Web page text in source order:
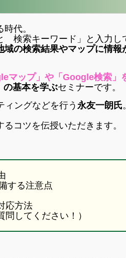
代。
索キーワード」と入力し
域の検索結果やマップに情
マップ」や「Google検索」
基本を学ぶセミナーです。
ィングなどを行う 永友一朗氏
コツを伝授いただきます。
する注意点
応方法
してください！）